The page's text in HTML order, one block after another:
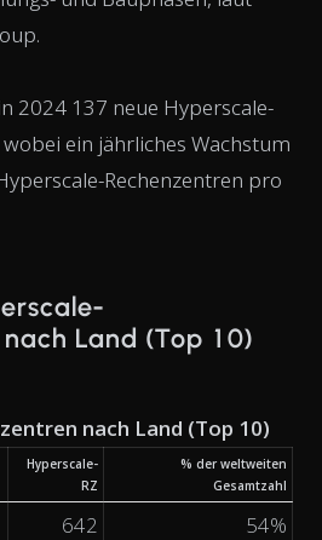
2024 137 neue Hyperscale-
ein jährliches Wachstum
Rechenzentren pro
Land (Top 10)
nach Land (Top 10)
Hyperscale-
RZ
% der weltweiten
Gesamtzahl
642
54%